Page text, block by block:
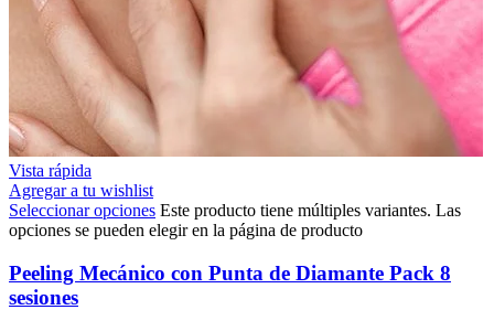
Vista rápida
Agregar a tu wishlist
Seleccionar opciones Este producto tiene múltiples variantes. Las
opciones se pueden elegir en la página de producto
Peeling Mecánico con Punta de Diamante Pack 8
sesiones